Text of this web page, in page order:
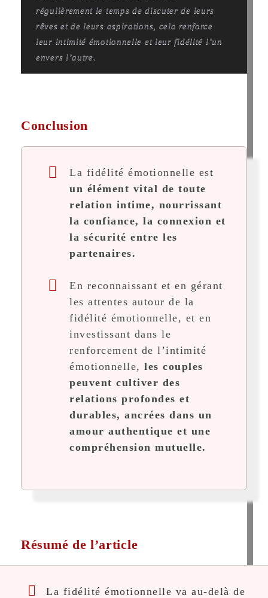
régulièrement le temps de discuter de leurs
rêves et de leurs aspirations, cela renforce
leur intimité émotionnelle et leur fidélité l’un
envers l’autre.
Conclusion
La fidélité émotionnelle est
un élément vital de toute
relation intime, nourrissant
la confiance, la connexion et
la sécurité entre les
partenaires.
En reconnaissant et en gérant
les attentes autour de la
fidélité émotionnelle, et en
investissant dans le
renforcement de l’intimité
émotionnelle, les couples
peuvent cultiver des
relations profondes et
durables, ancrées dans un
amour authentique et une
compréhension mutuelle.
Résumé de l’article
La fidélité émotionnelle va au-delà de